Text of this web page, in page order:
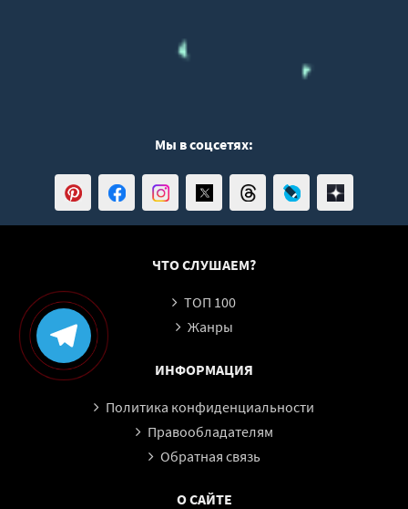
Мы в соцсетях:
ЧТО СЛУШАЕМ?
ТОП 100
Жанры
ИНФОРМАЦИЯ
Политика конфиденциальности
Правообладателям
Обратная связь
О САЙТЕ